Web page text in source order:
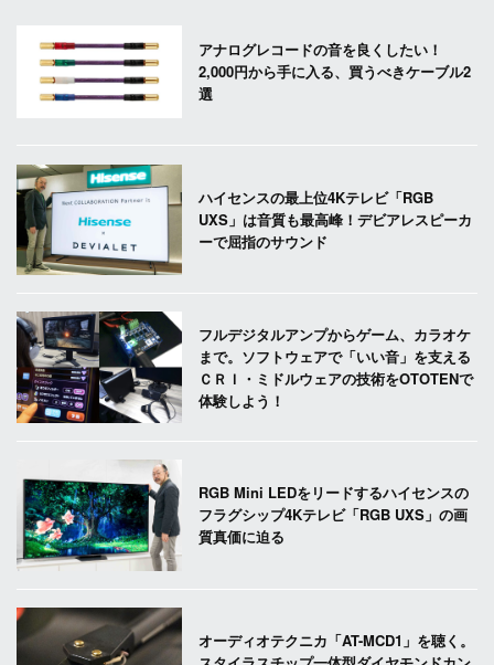
アナログレコードの音を良くしたい！
2,000円から手に入る、買うべきケーブル2
選
ハイセンスの最上位4Kテレビ「RGB
UXS」は音質も最高峰！デビアレスピーカ
ーで屈指のサウンド
フルデジタルアンプからゲーム、カラオケ
まで。ソフトウェアで「いい音」を支える
ＣＲＩ・ミドルウェアの技術をOTOTENで
体験しよう！
RGB Mini LEDをリードするハイセンスの
フラグシップ4Kテレビ「RGB UXS」の画
質真価に迫る
オーディオテクニカ「AT-MCD1」を聴く。